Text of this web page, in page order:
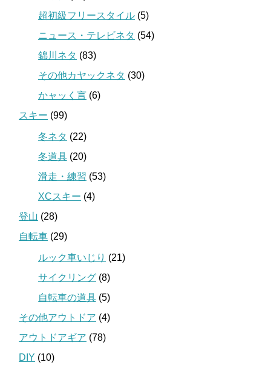
超初級フリースタイル (5)
ニュース・テレビネタ (54)
錦川ネタ (83)
その他カヤックネタ (30)
かャッく言 (6)
スキー (99)
冬ネタ (22)
冬道具 (20)
滑走・練習 (53)
XCスキー (4)
登山 (28)
自転車 (29)
ルック車いじり (21)
サイクリング (8)
自転車の道具 (5)
その他アウトドア (4)
アウトドアギア (78)
DIY (10)